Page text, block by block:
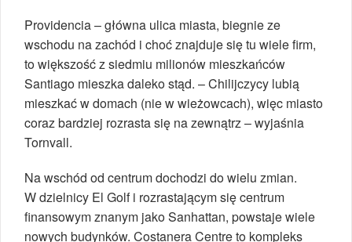
Providencia – główna ulica miasta, biegnie ze
wschodu na zachód i choć znajduje się tu wiele firm,
to większość z siedmiu milionów mieszkańców
Santiago mieszka daleko stąd. – Chilijczycy lubią
mieszkać w domach (nie w wieżowcach), więc miasto
coraz bardziej rozrasta się na zewnątrz – wyjaśnia
Tornvall.
Na wschód od centrum dochodzi do wielu zmian.
W dzielnicy El Golf i rozrastającym się centrum
finansowym znanym jako Sanhattan, powstaje wiele
nowych budynków. Costanera Centre to kompleks